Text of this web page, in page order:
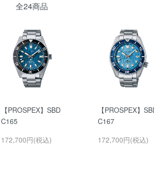
全24商品
【PROSPEX】SBD
C165
172,700円(税込)
【PROSPEX】
C167
172,700円(税込)